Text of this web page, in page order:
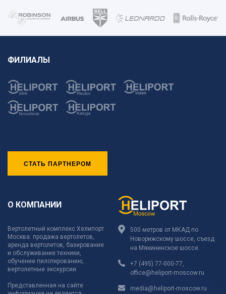
ФИЛИАЛЫ
СТАТЬ ПАРТНЕРОМ
О КОМПАНИИ
Вертолетный комплекс Хелипорт
Москва: продажа вертолетов,
аренда вертолетов, базирование
и обслуживание техники,
обучение пилотированию,
вертолетные экскурсии.
Представленная на сайте
500 метров от МКАД по
Новорижскому шоссе, съезд
на Мякининское шоссе.
+7 (495) 77-000-77
office@heliport-moscow.ru
media@heliport-moscow.ru